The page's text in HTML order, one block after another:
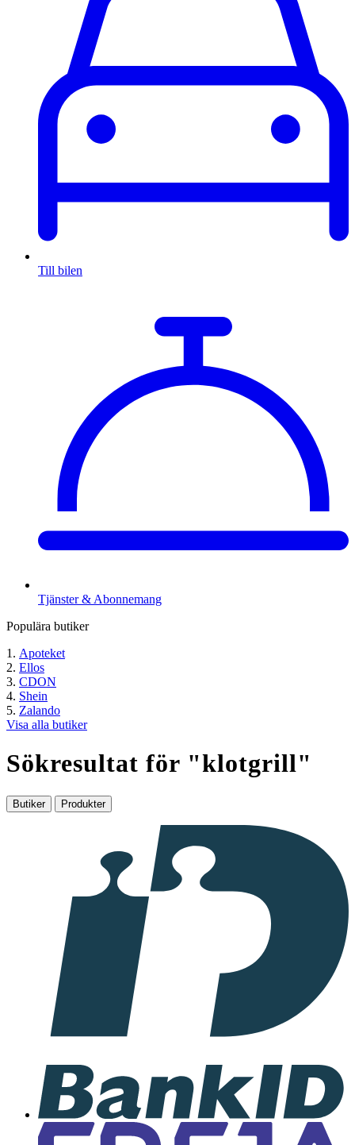
Till bilen
Tjänster & Abonnemang
Populära butiker
Apoteket
Ellos
CDON
Shein
Zalando
Visa alla butiker
Sökresultat för "klotgrill"
Butiker Produkter